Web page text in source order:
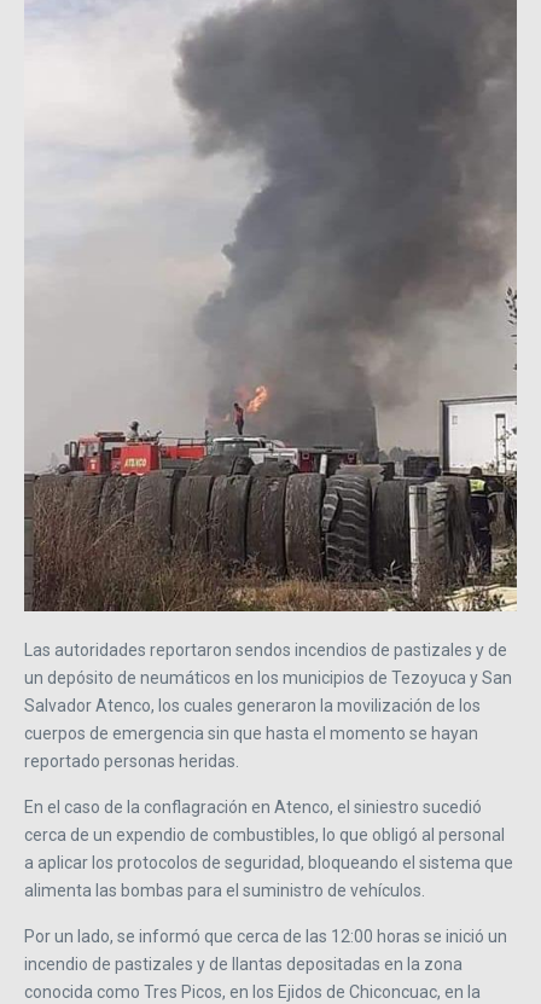
Las autoridades reportaron sendos incendios de pastizales y de
un depósito de neumáticos en los municipios de Tezoyuca y San
Salvador Atenco, los cuales generaron la movilización de los
cuerpos de emergencia sin que hasta el momento se hayan
reportado personas heridas.
En el caso de la conflagración en Atenco, el siniestro sucedió
cerca de un expendio de combustibles, lo que obligó al personal
a aplicar los protocolos de seguridad, bloqueando el sistema que
alimenta las bombas para el suministro de vehículos.
Por un lado, se informó que cerca de las 12:00 horas se inició un
incendio de pastizales y de llantas depositadas en la zona
conocida como Tres Picos, en los Ejidos de Chiconcuac, en la